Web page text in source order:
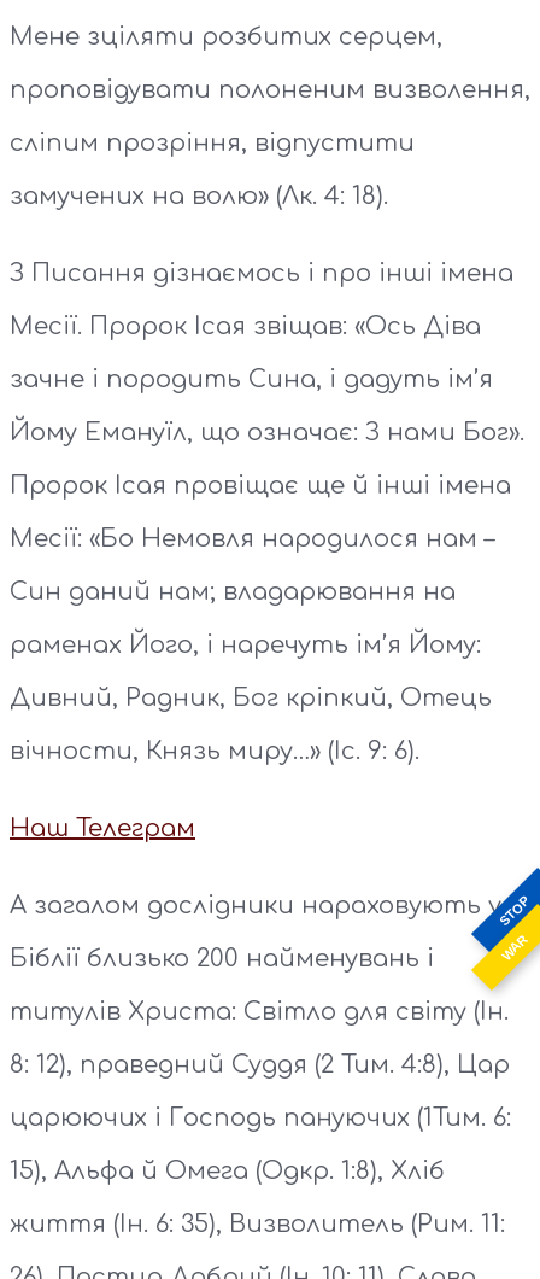
STOP
WAR
Мене зціляти розбитих серцем,
проповідувати полоненим визволення,
сліпим прозріння, відпустити
замучених на волю» (Лк. 4: 18).
З Писання дізнаємось і про інші імена
Месії. Пророк Ісая звіщав: «Ось Діва
зачне і породить Сина, і дадуть ім’я
Йому Емануїл, що означає: З нами Бог».
Пророк Ісая провіщає ще й інші імена
Месії: «Бо Немовля народилося нам –
Син даний нам; владарювання на
раменах Його, і наречуть ім’я Йому:
Дивний, Радник, Бог кріпкий, Отець
вічности, Князь миру…» (Іс. 9: 6).
Наш Телеграм
А загалом дослідники нараховують у
Біблії близько 200 найменувань і
титулів Христа: Світло для світу (Ін.
8: 12), праведний Суддя (2 Тим. 4:8), Цар
царюючих i Господь пануючих (1Тим. 6:
15), Альфа й Омега (Одкр. 1:8), Хліб
життя (Ін. 6: 35), Визволитель (Рим. 11: